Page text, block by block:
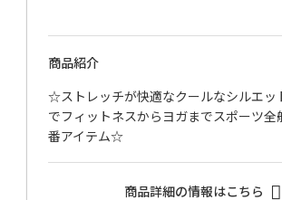
商品紹介
☆ストレッチが快適なクールなシルエッ
でフィットネスからヨガまでスポーツ全
番アイテム☆
商品詳細の情報はこちら